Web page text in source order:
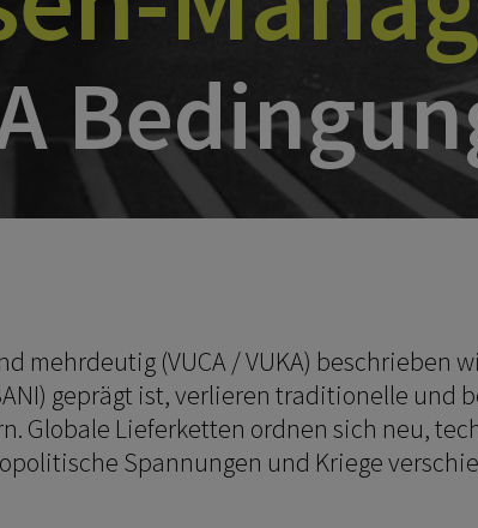
mehrdeutig (VUCA / VUKA) beschrieben
geprägt ist, verlieren traditionelle und
Globale Lieferketten ordnen sich neu,
Spannungen und Kriege